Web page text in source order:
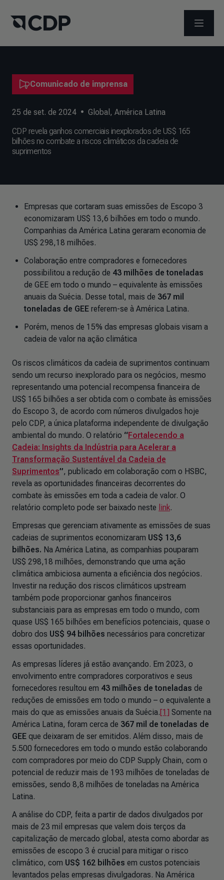
ABRIR
Comunicado de imprensa
25 de set. de 2024 • Global , América Latina
CDP revela ganhos comerciais inexplorados de US$ 165
bilhões no combate a riscos climáticos da cadeia de
suprimentos
Empresas que cortaram suas emissões de Escopo 3
economizaram US$ 13,6 bilhões em todo o mundo.
Companhias da América Latina geraram economia de
US$ 298,18 milhões.
Colaboração entre compradores e fornecedores
possibilitou a redução de 43 milhões de toneladas
de GEE em todo o mundo – equivalente às emissões
anuais da Suécia. Desse total, mais de 367 mil
toneladas de GEE referem-se à América Latina.
Porém, menos de 15% das empresas globais visam a
cadeia de valor na ação climática
Os riscos climáticos da cadeia de suprimentos continuam
sendo um recurso inexplorado para os negócios, mesmo
representando uma potencial recompensa financeira de
US$ 165 bilhões a ser obtida com o combate às emissões
do Escopo 3, de acordo com números divulgados hoje
pelo CDP, a única plataforma independente de divulgação
ambiental do mundo. O relatório “Fortalecendo a
Cadeia: Insights da Indústria para Acelerar a
Transformação Sustentável da Cadeia de
Suprimentos”, publicado em colaboração com o HSBC,
revela as oportunidades financeiras decorrentes do
combate às emissões em toda a cadeia de valor. O
relatório completo pode ser baixado neste link.
Empresas que gerenciam ativamente as emissões de suas
cadeias de suprimentos economizaram US$ 13,6
bilhões. Na América Latina, as companhias pouparam
US$ 298,18 milhões, demonstrando que uma ação
climática ambiciosa aumenta a eficiência dos negócios.
Investir na redução dos riscos climáticos upstream
também pode proporcionar ganhos financeiros
substanciais para as empresas em todo o mundo, com
quase US$ 165 bilhões em benefícios potenciais, quase o
dobro dos US$ 94 bilhões necessários para concretizar
essas oportunidades.
As empresas líderes já estão avançando. Em 2023, o
envolvimento entre compradores corporativos e seus
fornecedores resultou em 43 milhões de toneladas de
reduções de emissões em todo o mundo – o equivalente a
mais do que as emissões anuais da Suécia.[1] Somente na
América Latina, foram cerca de 367 mil de toneladas de
GEE que deixaram de ser emitidos. Além disso, mais de
5.500 fornecedores em todo o mundo estão colaborando
com compradores por meio do CDP Supply Chain, com o
potencial de reduzir mais de 193 milhões de toneladas de
emissões, sendo 8,8 milhões de toneladas na América
Latina.
A análise do CDP, feita a partir de dados divulgados por
mais de 23 mil empresas que valem dois terços da
capitalização de mercado global, atesta como abordar as
emissões de escopo 3 é crucial para mitigar o risco
climático, com US$ 162 bilhões em custos potenciais
levantados pelas empresas divulgadoras. Na América